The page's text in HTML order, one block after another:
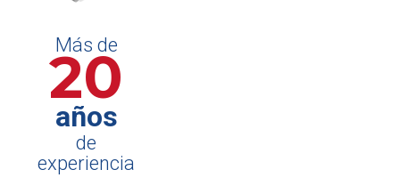
Más de
20
años
de
experiencia